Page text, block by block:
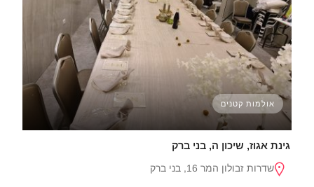
אולמות קטנים
גינת אגוז, שיכון ה, בני ברק
שדרות זבולון המר 16, בני ברק